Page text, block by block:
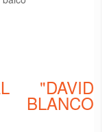
"DAVID
BLANCO